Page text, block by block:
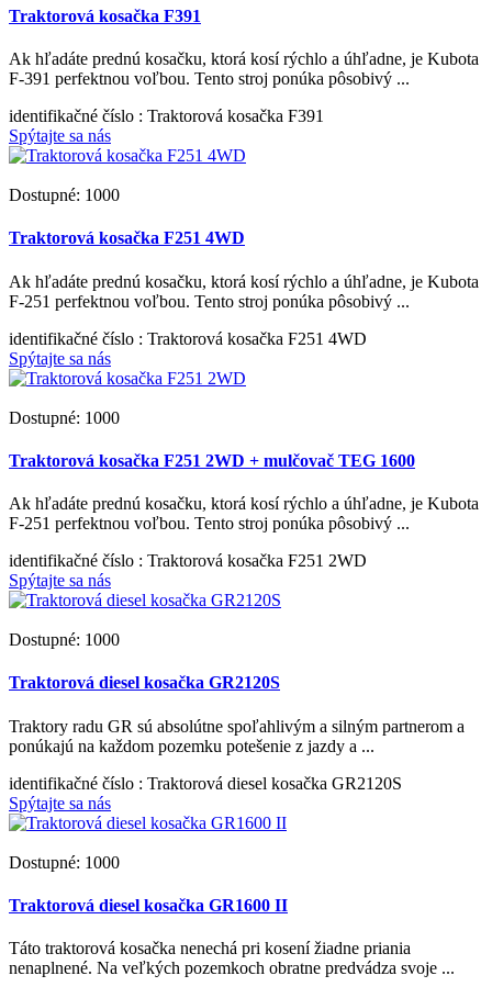
Traktorová kosačka F391
Ak hľadáte prednú kosačku, ktorá kosí rýchlo a úhľadne, je Kubota
F-391 perfektnou voľbou. Tento stroj ponúka pôsobivý ...
identifikačné číslo : Traktorová kosačka F391
Spýtajte sa nás
Dostupné: 1000
Traktorová kosačka F251 4WD
Ak hľadáte prednú kosačku, ktorá kosí rýchlo a úhľadne, je Kubota
F-251 perfektnou voľbou. Tento stroj ponúka pôsobivý ...
identifikačné číslo : Traktorová kosačka F251 4WD
Spýtajte sa nás
Dostupné: 1000
Traktorová kosačka F251 2WD + mulčovač TEG 1600
Ak hľadáte prednú kosačku, ktorá kosí rýchlo a úhľadne, je Kubota
F-251 perfektnou voľbou. Tento stroj ponúka pôsobivý ...
identifikačné číslo : Traktorová kosačka F251 2WD
Spýtajte sa nás
Dostupné: 1000
Traktorová diesel kosačka GR2120S
Traktory radu GR sú absolútne spoľahlivým a silným partnerom a
ponúkajú na každom pozemku potešenie z jazdy a ...
identifikačné číslo : Traktorová diesel kosačka GR2120S
Spýtajte sa nás
Dostupné: 1000
Traktorová diesel kosačka GR1600 II
Táto traktorová kosačka nenechá pri kosení žiadne priania
nenaplnené. Na veľkých pozemkoch obratne predvádza svoje ...